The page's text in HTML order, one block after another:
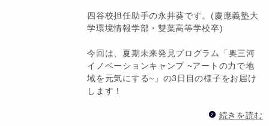
四谷校担任助手の永井葵です。(慶應義塾大
学環境情報学部・雙葉高等学校卒)
今回は、夏期未来発見プログラム「奥三河
イノベーションキャンプ ~アートの力で地
域を元気にする~」の3日目の様子をお届け
します！
続きを読む